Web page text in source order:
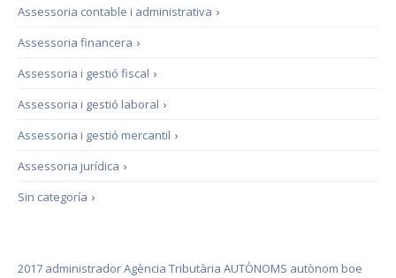
›
Assessoria contable i administrativa
›
Assessoria financera
›
Assessoria i gestió fiscal
›
Assessoria i gestió laboral
›
Assessoria i gestió mercantil
›
Assessoria jurídica
›
Sin categoría
2017 administradorAgència Tributària AUTÒNOMS autònom boe